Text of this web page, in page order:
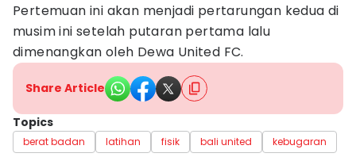
Pertemuan ini akan menjadi pertarungan kedua di
musim ini setelah putaran pertama lalu
dimenangkan oleh Dewa United FC.
Share Article
Topics
berat badan latihan fisik bali united kebugaran